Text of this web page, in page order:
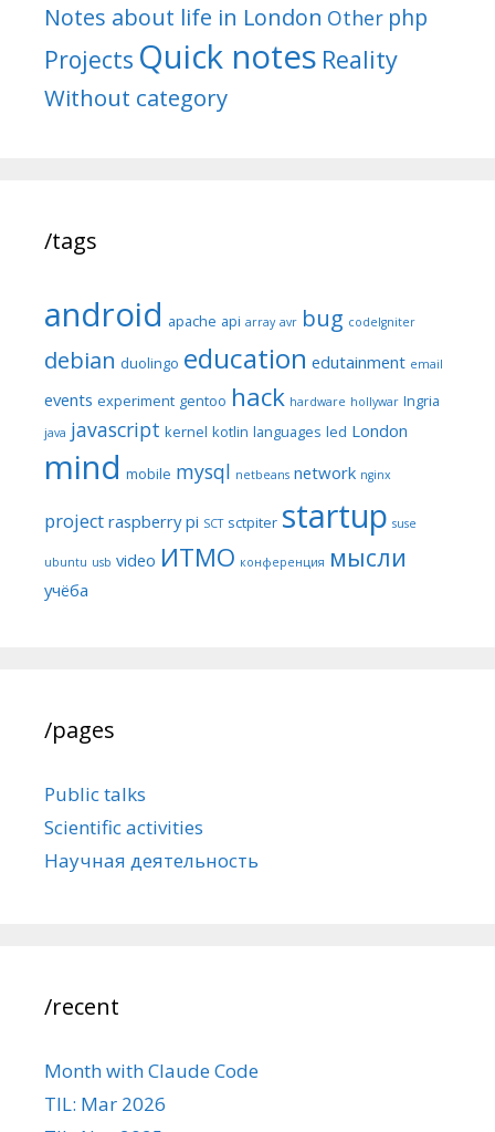
Notes about life in London Other php
Projects Quick notes Reality
Without category
/tags
android apache api array avr bug codeIgniter
debian duolingo education edutainment email
events experiment gentoo hack hardware hollywar Ingria
java javascript kernel kotlin languages led London
mind mobile mysql netbeans network nginx
project raspberry pi SCT sctpiter startup suse
ubuntu usb video ИТМО конференция мысли
учёба
/pages
Public talks
Scientific activities
Научная деятельность
/recent
Month with Claude Code
TIL: Mar 2026